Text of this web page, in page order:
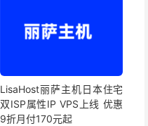
LisaHost丽萨主机日本住宅
双ISP属性IP VPS上线 优惠
9折月付170元起